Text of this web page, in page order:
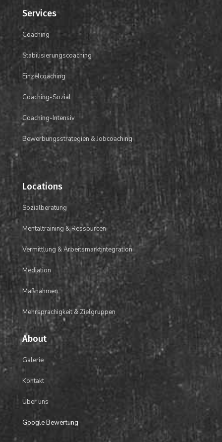
Services
Coaching
Stabilisierungscoaching
Einzelcoaching
Coaching-Sozial
Coaching-Intensiv
Bewerbungsstrategien & Jobcoaching
Locations
Sozialberatung
Mentaltraining &Ressourcen
Vermittlung &Arbeitsmarktintegration
Mediation
Maßnahmen
Mehrsprachigkeit & Zielgruppen
About
Galerie
Kontakt
Über uns
Google Bewertung